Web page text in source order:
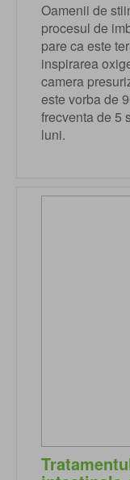
Oamenii de
procesul de
pare ca este
inspirarea
camera
este vorba de
frecventa de 5
luni.